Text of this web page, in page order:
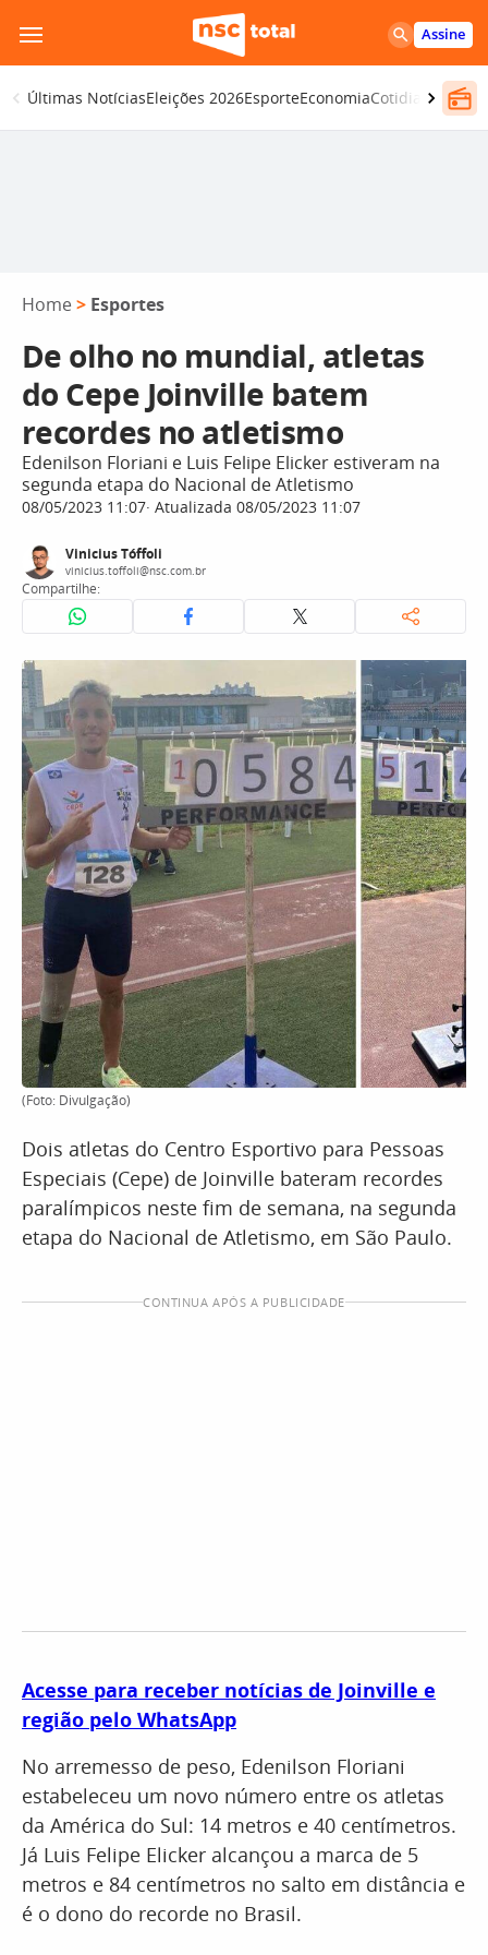
para
o
conteúdo
Assine
Últimas NotíciasEleições 2026EsporteEconomiaCotidiano
Home > Esportes
De olho no mundial, atletas
do Cepe Joinville batem
recordes no atletismo
Edenilson Floriani e Luis Felipe Elicker estiveram na
segunda etapa do Nacional de Atletismo
08/05/2023 11:07 Atualizada 08/05/2023 11:07
Vinicius Tóffoli
vinicius.toffoli@nsc.com.br
Compartilhe:
(Foto: Divulgação)
Dois atletas do Centro Esportivo para Pessoas
Especiais (Cepe) de Joinville bateram recordes
paralímpicos neste fim de semana, na segunda
etapa do Nacional de Atletismo, em São Paulo.
CONTINUA APÓS A PUBLICIDADE
Acesse para receber notícias de Joinville e
região pelo WhatsApp
No arremesso de peso, Edenilson Floriani
estabeleceu um novo número entre os atletas
da América do Sul: 14 metros e 40 centímetros.
Já Luis Felipe Elicker alcançou a marca de 5
metros e 84 centímetros no salto em distância e
é o dono do recorde no Brasil.